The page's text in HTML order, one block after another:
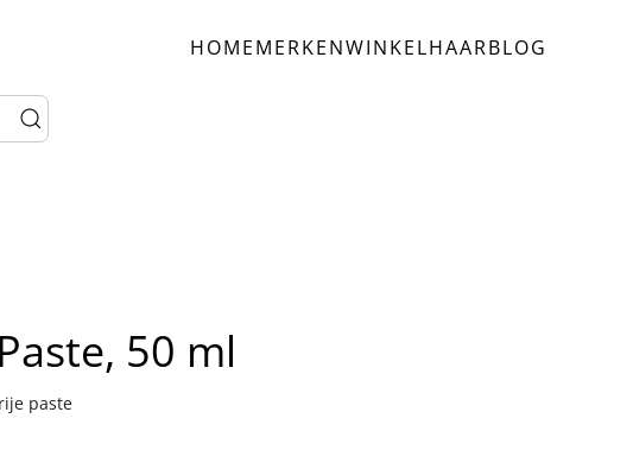
HOMEMERKENWINKELHAARBLOG
50 ml
paste